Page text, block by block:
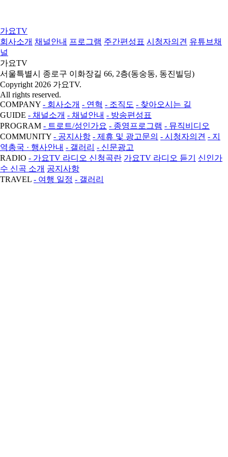
가요TV
회사소개 채널안내 프로그램 주간편성표 시청자의견 유튜브채
널
가요TV
서울특별시 종로구 이화장길 66, 2층(동숭동, 동진빌딩)
Copyright 2026 가요TV.
All rights reserved.
COMPANY - 회사소개 - 연혁 - 조직도 - 찾아오시는 길
GUIDE - 채널소개 - 채널안내 - 방송편성표
PROGRAM - 트로트/성인가요 - 종영프로그램 - 뮤직비디오
COMMUNITY - 공지사항 - 제휴 및 광고문의 - 시청자의견 - 지
역총국 · 행사안내 - 갤러리 - 신문광고
RADIO - 가요TV 라디오 신청곡란 가요TV 라디오 듣기
신인가
수 신곡 소개 공지사항
TRAVEL - 여행 일정 - 갤러리